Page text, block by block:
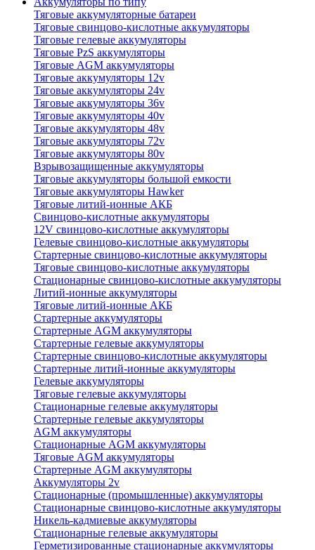
Тяговые аккумуляторные батареи
Тяговые свинцово-кислотные аккумуляторы
Тяговые гелевые аккумуляторы
Тяговые PzS аккумуляторы
Тяговые AGM аккумуляторы
Тяговые аккумуляторы 12v
Тяговые аккумуляторы 24v
Тяговые аккумуляторы 36v
Тяговые аккумуляторы 40v
Тяговые аккумуляторы 48v
Тяговые аккумуляторы 72v
Тяговые аккумуляторы 80v
Взрывозащищенные аккумуляторы
Тяговые аккумуляторы большой емкости
Тяговые аккумуляторы Hawker
Тяговые литий-ионные АКБ
Свинцово-кислотные аккумуляторы
12V свинцово-кислотные аккумуляторы
Гелевые свинцово-кислотные аккумуляторы
Стартерные свинцово-кислотные аккумуляторы
Тяговые свинцово-кислотные аккумуляторы
Стационарные свинцово-кислотные аккумуляторы
Литий-ионные аккумуляторы
Тяговые литий-ионные АКБ
Стартерные аккумуляторы
Стартерные AGM аккумуляторы
Стартерные гелевые аккумуляторы
Стартерные свинцово-кислотные аккумуляторы
Стартерные литий-ионные аккумуляторы
Гелевые аккумуляторы
Тяговые гелевые аккумуляторы
Стационарные гелевые аккумуляторы
Стартерные гелевые аккумуляторы
AGM аккумуляторы
Стационарные AGM аккумуляторы
Тяговые AGM аккумуляторы
Стартерные AGM аккумуляторы
Аккумуляторы 2v
Стационарные (промышленные) аккумуляторы
Стационарные свинцово-кислотные аккумуляторы
Никель-кадмиевые аккумуляторы
Стационарные гелевые аккумуляторы
Герметизированные стационарные аккумуляторы